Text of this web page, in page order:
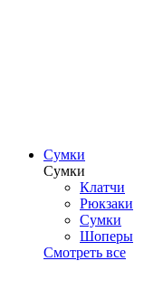
Сумки
Сумки
Клатчи
Рюкзаки
Сумки
Шоперы
Смотреть все